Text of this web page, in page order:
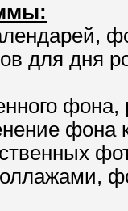
для дня
фона,
фона